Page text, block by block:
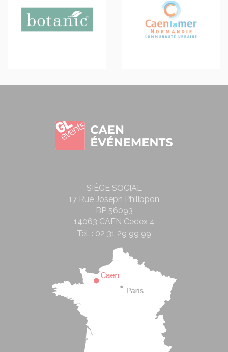
SIÈGE SOCIAL
17 Rue Joseph Philippon
BP 56093
14063 CAEN Cedex 4
Tél. : 02 31 29 99 99